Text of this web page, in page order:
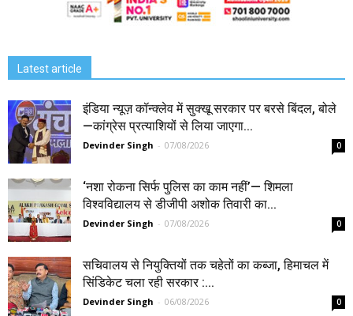
Latest article
इंडिया न्यूज़ कॉन्क्लेव में सुक्खू सरकार पर बरसे बिंदल, बोले
—कांग्रेस प्रत्याशियों से लिया जाएगा...
Devinder Singh - 07/08/2026 0
‘नशा रोकना सिर्फ पुलिस का काम नहीं’— शिमला
विश्वविद्यालय से डीजीपी अशोक तिवारी का...
Devinder Singh - 07/08/2026 0
सचिवालय से नियुक्तियों तक चहेतों का कब्जा, हिमाचल में
सिंडिकेट चला रही सरकार :...
Devinder Singh - 06/08/2026 0